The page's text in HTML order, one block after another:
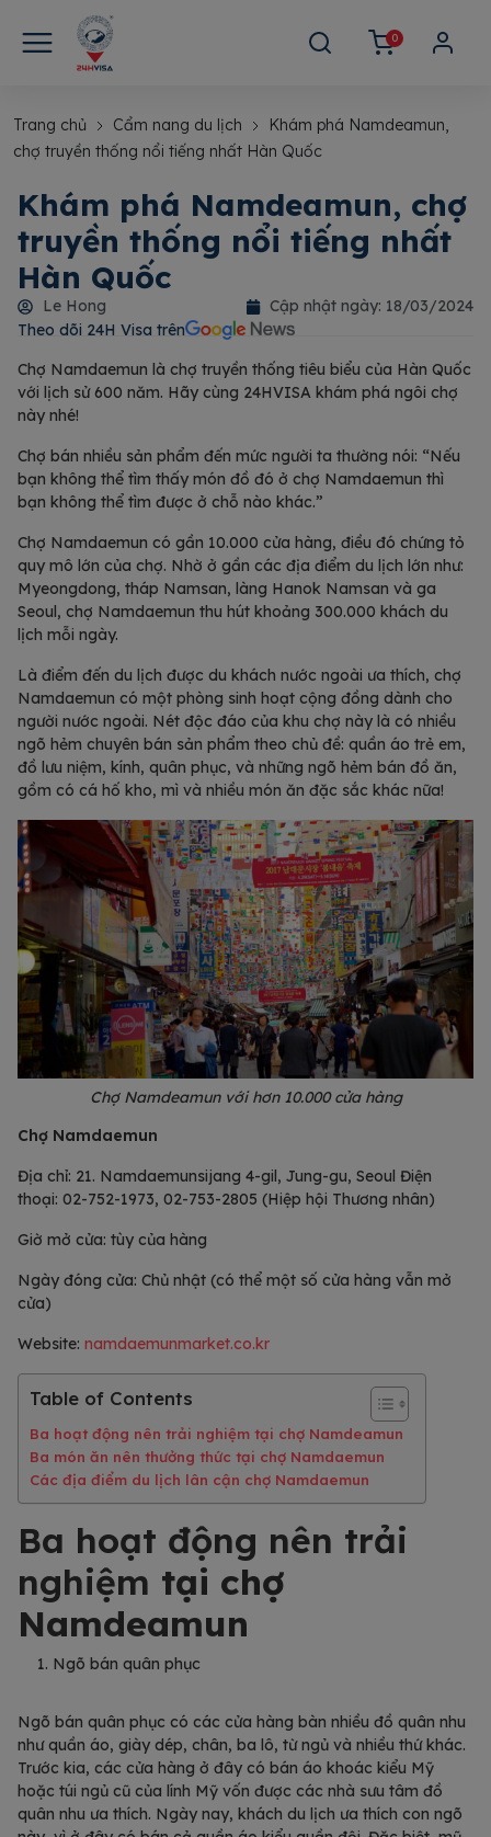
0
Trang chủ Cẩm nang du lịch
Khám phá Namdeamun,
chợ truyền thống nổi tiếng nhất Hàn Quốc
Khám phá Namdeamun, chợ
truyền thống nổi tiếng nhất
Hàn Quốc
Le Hong Cập nhật ngày: 18/03/2024
Theo dõi 24H Visa trên​
Chợ Namdaemun là chợ truyền thống tiêu biểu của Hàn Quốc
với lịch sử 600 năm. Hãy cùng 24HVISA khám phá ngôi chợ
này nhé!
Chợ bán nhiều sản phẩm đến mức người ta thường nói: “Nếu
bạn không thể tìm thấy món đồ đó ở chợ Namdaemun thì
bạn không thể tìm được ở chỗ nào khác.”
Chợ Namdaemun có gần 10.000 cửa hàng, điều đó chứng tỏ
quy mô lớn của chợ. Nhờ ở gần các địa điểm du lịch lớn như:
Myeongdong, tháp Namsan, làng Hanok Namsan và ga
Seoul, chợ Namdaemun thu hút khoảng 300.000 khách du
lịch mỗi ngày.
Là điểm đến du lịch được du khách nước ngoài ưa thích, chợ
Namdaemun có một phòng sinh hoạt cộng đồng dành cho
người nước ngoài. Nét độc đáo của khu chợ này là có nhiều
ngõ hẻm chuyên bán sản phẩm theo chủ đề: quần áo trẻ em,
đồ lưu niệm, kính, quân phục, và những ngõ hẻm bán đồ ăn,
gồm có cá hố kho, mì và nhiều món ăn đặc sắc khác nữa!
Chợ Namdeamun với hơn 10.000 cửa hàng
Chợ Namdaemun
Địa chỉ: 21. Namdaemunsijang 4-gil, Jung-gu, Seoul Điện
thoại: 02-752-1973, 02-753-2805 (Hiệp hội Thương nhân)
Giờ mở cửa: tùy của hàng
Ngày đóng cửa: Chủ nhật (có thể một số cửa hàng vẫn mở
cửa)
Website: namdaemunmarket.co.kr
Table of Contents
Ba hoạt động nên trải nghiệm tại chợ Namdeamun
Ba món ăn nên thưởng thức tại chợ Namdaemun
Các địa điểm du lịch lân cận chợ Namdaemun
Ba hoạt động nên trải
nghiệm tại chợ
Namdeamun
Ngõ bán quân phục
Ngõ bán quân phục có các cửa hàng bàn nhiều đồ quân nhu
như quần áo, giày dép, chân, ba lô, từ ngủ và nhiều thứ khác.
Trước kia, các cửa hàng ở đây có bán áo khoác kiểu Mỹ
hoặc túi ngủ cũ của lính Mỹ vốn được các nhà sưu tâm đồ
quân nhu ưa thích. Ngày nay, khách du lịch ưa thích con ngõ